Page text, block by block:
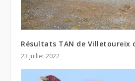
Résultats TAN de Villetoureix
23 juillet 2022